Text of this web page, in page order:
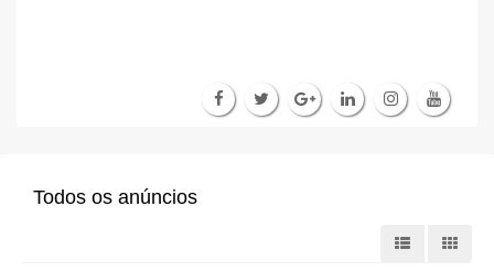
Todos os anúncios